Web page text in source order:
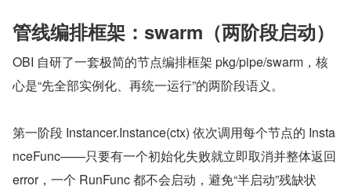
管线编排框架：swarm（两阶段启动）
OBI 自研了一套极简的节点编排框架 pkg/pipe/swarm，核
心是“先全部实例化、再统一运行”的两阶段语义。
第一阶段 Instancer.Instance(ctx) 依次调用每个节点的 Insta
nceFunc——只要有一个初始化失败就立即取消并整体返回
error，一个 RunFunc 都不会启动，避免“半启动”残缺状